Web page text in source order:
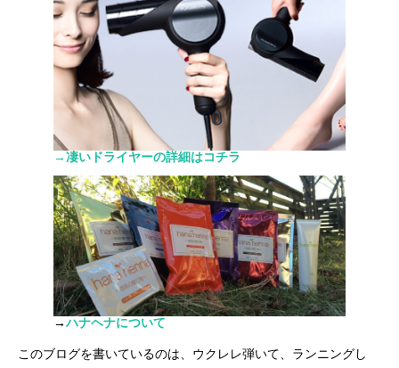
→凄いドライヤーの詳細はコチラ
→ハナヘナについて
このブログを書いているのは、ウクレレ弾いて、ランニングし